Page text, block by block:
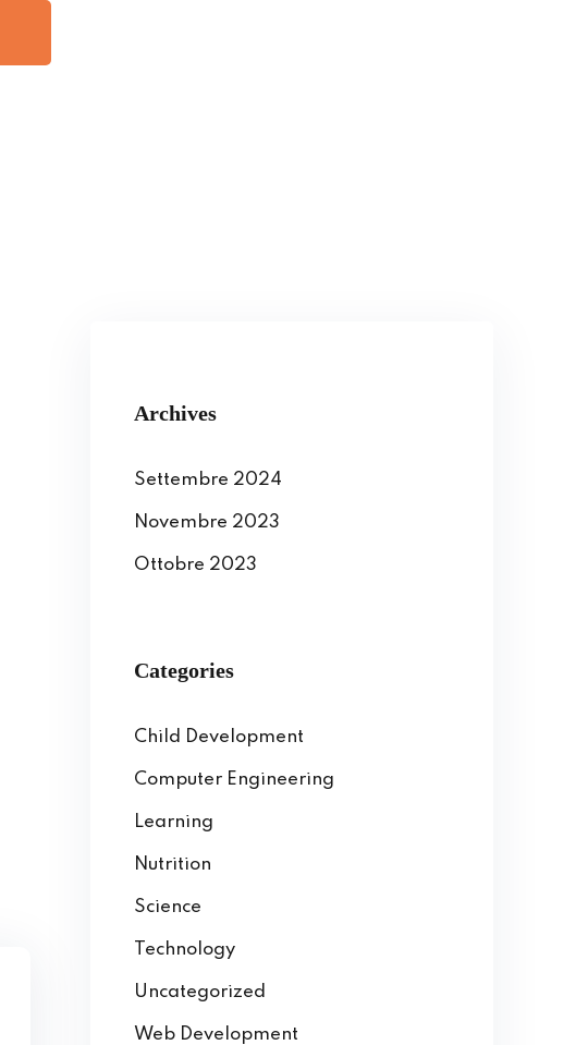
Archives
Settembre 2024
Novembre 2023
Ottobre 2023
Categories
Child Development
Computer Engineering
Learning
Nutrition
Science
Technology
Uncategorized
Web Development